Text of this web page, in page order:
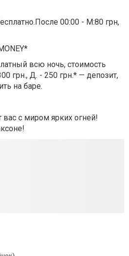
00:00 - М:80 грн,
всю ночь, стоимость
грн., Д. - 250 грн.* — депозит,
на баре.
вас с миром ярких огней!